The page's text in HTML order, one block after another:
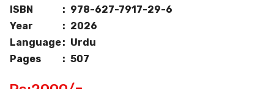
ISBN
: 978-627-7917-29-6
Year
: 2026
Language: Urdu
Pages
: 507